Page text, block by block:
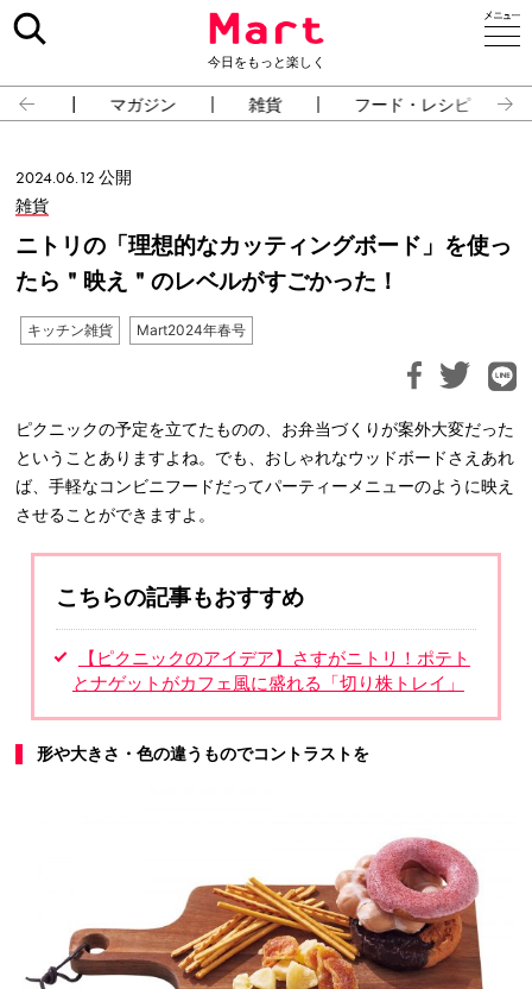
今日をもっと楽しく
占い マガジン 雑貨 フード・レシピ
2024.06.12 公開
雑貨
ニトリの「理想的なカッティングボード」を使っ
たら＂映え＂のレベルがすごかった！
キッチン雑貨 Mart2024年春号
ピクニックの予定を立てたものの、お弁当づくりが案外大変だった
ということありますよね。でも、おしゃれなウッドボードさえあれ
ば、手軽なコンビニフードだってパーティーメニューのように映え
させることができますよ。
こちらの記事もおすすめ
【ピクニックのアイデア】さすがニトリ！ポテト
とナゲットがカフェ風に盛れる「切り株トレイ」
形や大きさ・色の違うものでコントラストを